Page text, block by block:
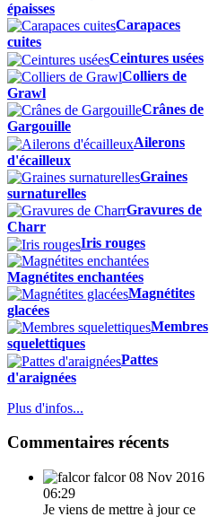
épaisses
Carapaces
cuites
Ceintures usées
Colliers de
Grawl
Crânes de
Gargouille
Ailerons
d'écailleux
Graines
surnaturelles
Gravures de
Charr
Iris rouges
Magnétites enchantées
Magnétites
glacées
Membres
squelettiques
Pattes
d'araignées
Plus d'infos...
Commentaires récents
falcor 08 Nov 2016
06:29
Je viens de mettre à jour ce